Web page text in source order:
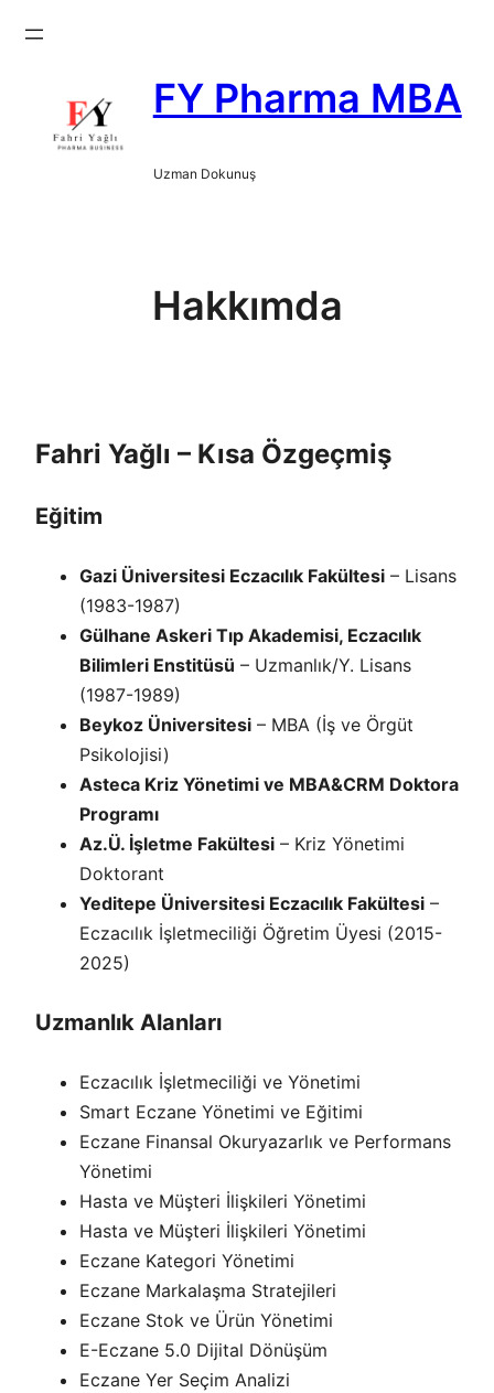
FY Pharma MBA
Uzman Dokunuş
Hakkımda
Fahri Yağlı – Kısa Özgeçmiş
Eğitim
Gazi Üniversitesi Eczacılık Fakültesi – Lisans
(1983-1987)
Gülhane Askeri Tıp Akademisi, Eczacılık
Bilimleri Enstitüsü – Uzmanlık/Y. Lisans
(1987-1989)
Beykoz Üniversitesi – MBA (İş ve Örgüt
Psikolojisi)
Asteca Kriz Yönetimi ve MBA&CRM Doktora
Programı
Az.Ü. İşletme Fakültesi – Kriz Yönetimi
Doktorant
Yeditepe Üniversitesi Eczacılık Fakültesi –
Eczacılık İşletmeciliği Öğretim Üyesi (2015-
2025)
Uzmanlık Alanları
Eczacılık İşletmeciliği ve Yönetimi
Smart Eczane Yönetimi ve Eğitimi
Eczane Finansal Okuryazarlık ve Performans
Yönetimi
Hasta ve Müşteri İlişkileri Yönetimi
Hasta ve Müşteri İlişkileri Yönetimi
Eczane Kategori Yönetimi
Eczane Markalaşma Stratejileri
Eczane Stok ve Ürün Yönetimi
E-Eczane 5.0 Dijital Dönüşüm
Eczane Yer Seçim Analizi